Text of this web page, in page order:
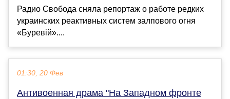
Радио Свобода сняла репортаж о работе редких
украинских реактивных систем залпового огня
«Буревій»....
01:30, 20 Фев
Антивоенная драма "На Западном фронте